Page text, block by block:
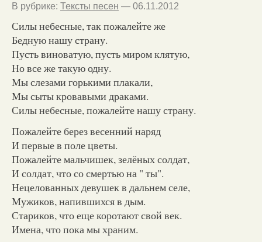
В рубрике: Тексты песен — 06.11.2012
Силы небесные, так пожалейте же
Бедную нашу страну.
Пусть виноватую, пусть миром клятую,
Но все же такую одну.
Мы слезами горькими плакали,
Мы сыты кровавыми драками.
Силы небесные, пожалейте нашу страну.
Пожалейте берез весенний наряд
И первые в поле цветы.
Пожалейте мальчишек, зелёных солдат,
И солдат, что со смертью на " ты".
Нецелованных девушек в дальнем селе,
Мужиков, напившихся в дым.
Стариков, что еще коротают свой век.
Имена, что пока мы храним.